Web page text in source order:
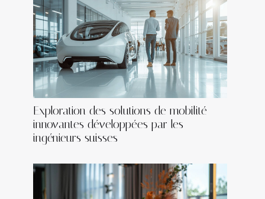
Exploration des solutions de mobilité
innovantes développées par les
ingénieurs suisses